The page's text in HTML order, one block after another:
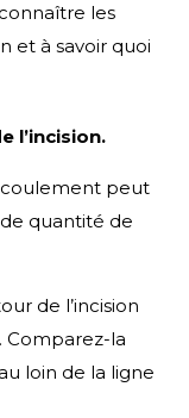
les
et à savoir quoi
l’incision.
peut
quantité de
de l’incision
la
loin de la ligne